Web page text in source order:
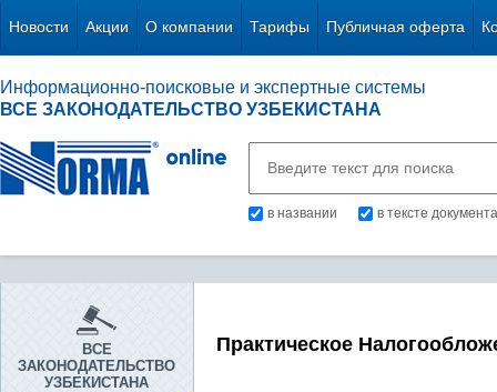
Новости Акции О компании Тарифы Публичная оферта
Информационно-поисковые и экспертные системы
ВСЕ ЗАКОНОДАТЕЛЬСТВО УЗБЕКИСТАНА
в названии в тексте документа
ВСЕ
ЗАКОНОДАТЕЛЬСТВО
УЗБЕКИСТАНА
Практическое